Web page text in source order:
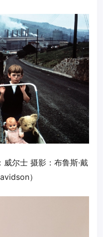
尔士 摄影：布鲁斯·戴
）